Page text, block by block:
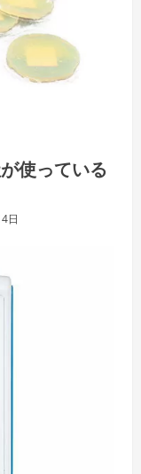
使っている
日